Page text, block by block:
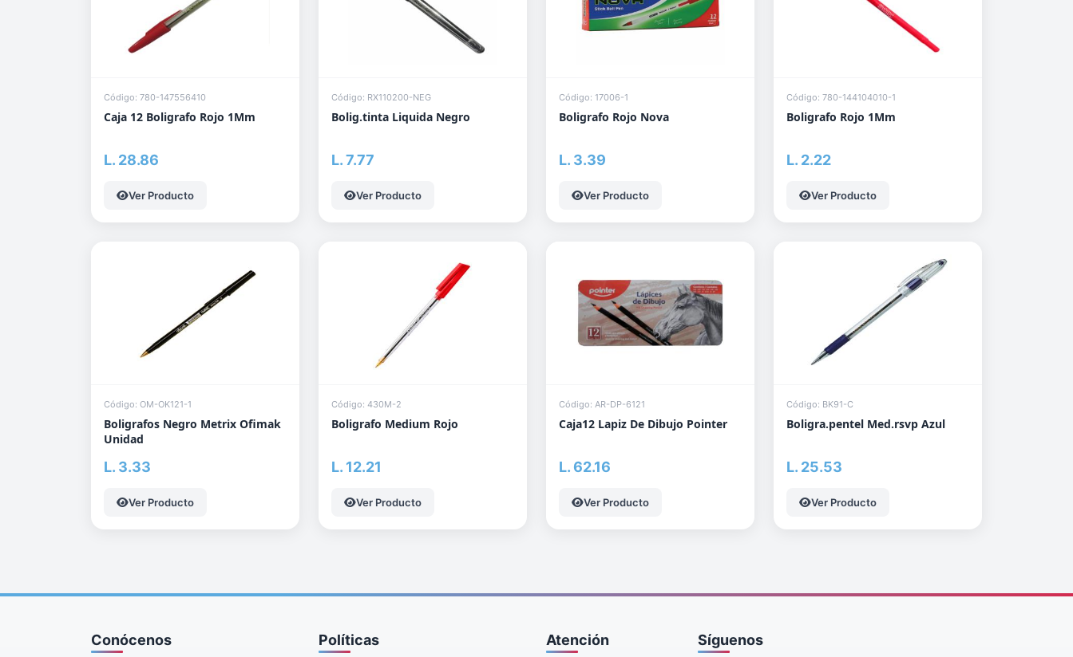
Código: 780-147556410
Caja 12 Boligrafo Rojo 1Mm
L. 28.86
Ver Producto
Código: RX110200-NEG
Bolig.tinta Liquida Negro
L. 7.77
Ver Producto
Código: 17006-1
Boligrafo Rojo Nova
L. 3.39
Ver Producto
Código: 780-144104010-1
Boligrafo Rojo 1Mm
L. 2.22
Ver Producto
Código: OM-OK121-1
Boligrafos Negro Metrix Ofimak
Unidad
L. 3.33
Ver Producto
Código: 430M-2
Boligrafo Medium Rojo
L. 12.21
Ver Producto
Código: AR-DP-6121
Caja12 Lapiz De Dibujo Pointer
L. 62.16
Ver Producto
Código: BK91-C
Boligra.pentel Med.rsvp Azul
L. 25.53
Ver Producto
Conócenos Políticas Atención Síguenos